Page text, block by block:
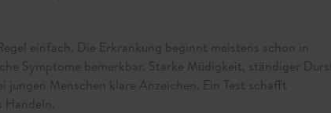
einfach. Die Erkrankung beginnt meistens schon in
Symptome bemerkbar. Starke Müdigkeit, ständiger
Menschen klare Anzeichen. Ein Test schafft